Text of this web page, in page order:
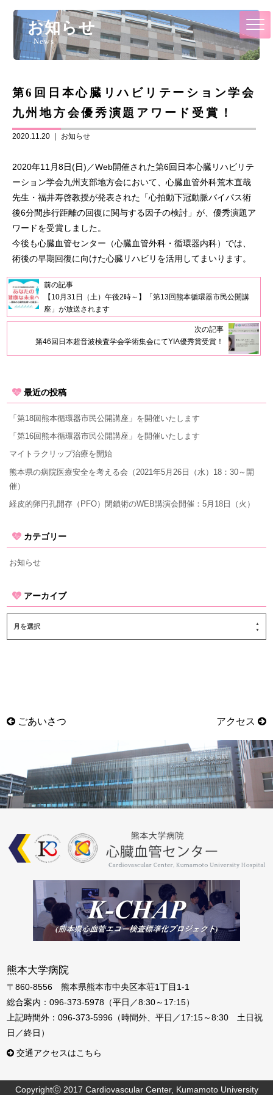
お知らせ
News
第6回日本心臓リハビリテーション学会
九州地方会優秀演題アワード受賞！
2020.11.20 ｜ お知らせ
2020年11月8日(日)／Web開催された第6回日本心臓リハビリテ
ーション学会九州支部地方会において、心臓血管外科荒木直哉
先生・福井寿啓教授が発表された「心拍動下冠動脈バイパス術
後6分間歩行距離の回復に関与する因子の検討」が、優秀演題ア
ワードを受賞しました。
今後も心臓血管センター（心臓血管外科・循環器内科）では、
術後の早期回復に向けた心臓リハビリを活用してまいります。
前の記事
【10月31日（土）午後2時～】「第13回熊本循環器市民公開講
座」が放送されます
次の記事
第46回日本超音波検査学会学術集会にてYIA優秀賞受賞！
最近の投稿
「第18回熊本循環器市民公開講座」を開催いたします
「第16回熊本循環器市民公開講座」を開催いたします
マイトラクリップ治療を開始
熊本県の病院医療安全を考える会（2021年5月26日（水）18：30～開
催）
経皮的卵円孔開存（PFO）閉鎖術のWEB講演会開催：5月18日（火）
カテゴリー
お知らせ
アーカイブ
月を選択
ごあいさつ アクセス
熊本大学病院
〒860-8556 熊本県熊本市中央区本荘1丁目1-1
総合案内：096-373-5978（平日／8:30～17:15）
上記時間外：096-373-5996（時間外、平日／17:15～8:30 土日祝
日／終日）
交通アクセスはこちら
Copyrightⓒ 2017 Cardiovascular Center, Kumamoto University